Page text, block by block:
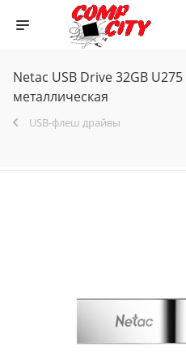
Netac USB Drive 32GB U275
металлическая
USB-флеш драйвы